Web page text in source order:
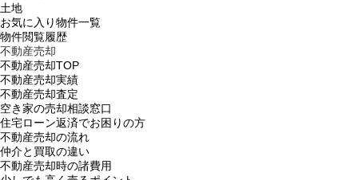
土地
お気に入り物件一覧
物件閲覧履歴
不動産売却
不動産売却TOP
不動産売却実績
不動産売却査定
空き家の売却相談窓口
住宅ローン返済でお困りの方
不動産売却の流れ
仲介と買取の違い
不動産売却時の諸費用